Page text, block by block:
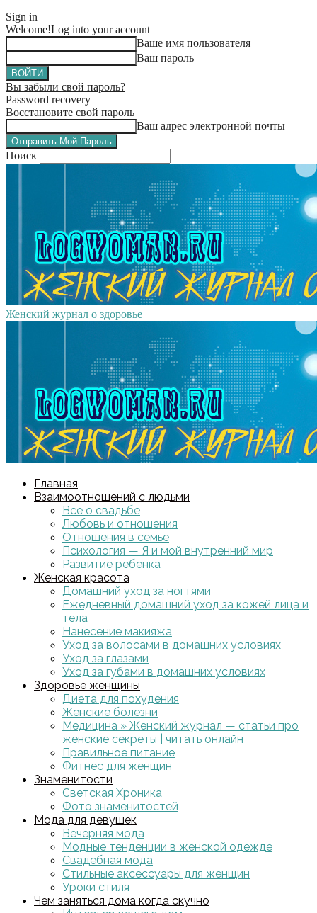
Sign in
Welcome!Log into your account
Ваше имя пользователя
Ваш пароль
Вы забыли свой пароль?
Password recovery
Восстановите свой пароль
Ваш адрес электронной почты
Поиск
Женский журнал о здоровье
Главная
Взаимоотношений с людьми
Все о свадьбе
Любовь и отношения
Отношения в семье
Психология — Я и мой внутренний мир
Развитие ребенка
Женская красота
Домашний уход за ногтями
Ежедневный домашний уход за кожей лица и
тела
Нанесение макияжа
Уход за волосами в домашних условиях
Уход за глазами
Уход за губами в домашних условиях
Здоровье женщины
Диета для похудения
Женские болезни
Медицина » Женский журнал — статьи про
женские секреты | читать онлайн
Правильное питание
Фитнес для женщин
Знаменитости
Светская Хроника
Фото знаменитостей
Мода для девушек
Вечерняя мода
Модные тенденции в женской одежде
Свадебная мода
Стильные аксессуары для женщин
Уроки стиля
Чем заняться дома когда скучно